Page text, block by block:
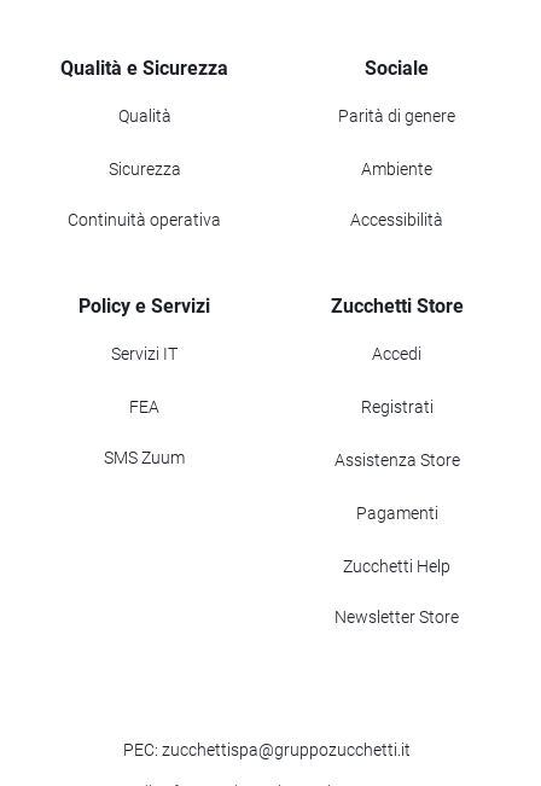
Qualità e Sicurezza
Qualità
Sicurezza
Continuità operativa
Sociale
Parità di genere
Ambiente
Accessibilità
Policy e Servizi
Servizi IT
FEA
SMS Zuum
Zucchetti Store
Accedi
Registrati
Assistenza Store
Pagamenti
Zucchetti Help
Newsletter Store
PEC: zucchettispa@gruppozucchetti.it